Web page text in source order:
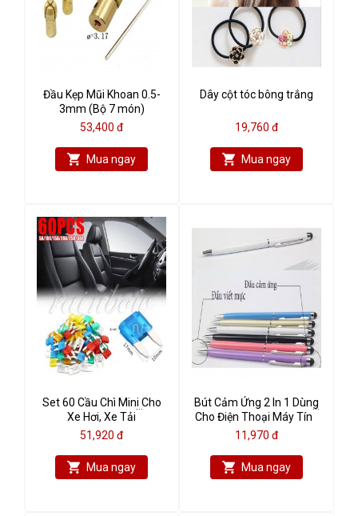
Đầu Kẹp Mũi Khoan 0.5-
3mm (Bộ 7 món)
53,400 đ
Mua ngay
Dây cột tóc bông trắng
19,760 đ
Mua ngay
Set 60 Cầu Chì Mini Cho
Xe Hơi, Xe Tải
(5A,10A,15A,20A,25A,30A)
51,920 đ
Mua ngay
Bút Cảm Ứng 2 In 1 Dùng
Cho Điện Thoại Máy Tính
Bảng ( Màu Ngẫu Nhiên)
11,970 đ
Mua ngay